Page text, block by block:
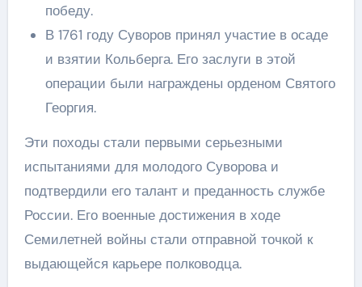
победу.
В 1761 году Суворов принял участие в осаде
и взятии Кольберга. Его заслуги в этой
операции были награждены орденом Святого
Георгия.
Эти походы стали первыми серьезными
испытаниями для молодого Суворова и
подтвердили его талант и преданность службе
России. Его военные достижения в ходе
Семилетней войны стали отправной точкой к
выдающейся карьере полководца.